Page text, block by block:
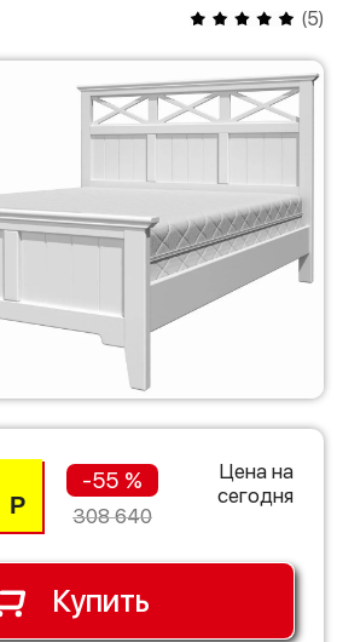
(5)
Р
-55 %
308 640
Цена на
сегодня
Купить